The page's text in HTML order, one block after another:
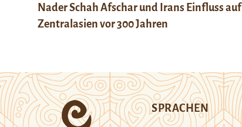
Nader Schah Afschar und Irans Einfluss auf
Zentralasien vor 300 Jahren
SPRACHEN